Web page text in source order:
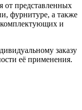
от представленных
фурнитуре, а также
и
заказу
её применения.